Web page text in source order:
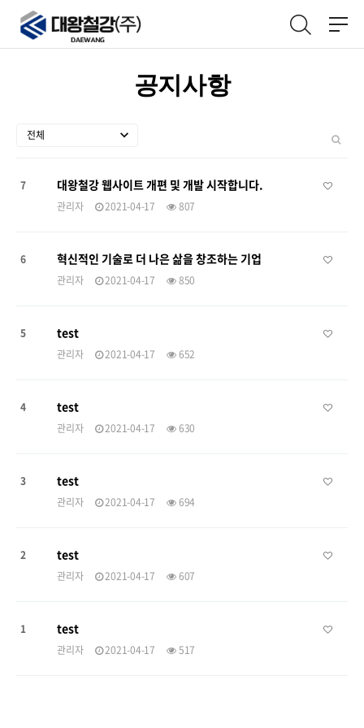
공지사항
7 대왕철강 웹사이트 개편 및 개발 시작합니다.
관리자 2021-04-17 807
6 혁신적인 기술로 더 나은 삶을 창조하는 기업
관리자 2021-04-17 850
5 test
관리자 2021-04-17 652
4 test
관리자 2021-04-17 630
3 test
관리자 2021-04-17 694
2 test
관리자 2021-04-17 607
1 test
관리자 2021-04-17 517